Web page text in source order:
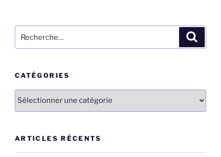
pour
CATÉGORIES
Catégories
ARTICLES RÉCENTS